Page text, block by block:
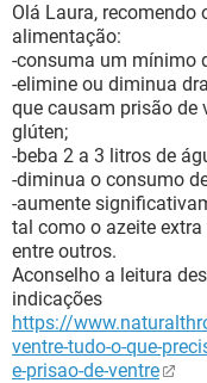
Olá Laura,
alimentação:
-consuma um mínimo
-elimine ou diminua
que causam prisão de
glúten;
-beba 2 a 3 litros de
-diminua o consumo
-aumente
tal como o azeite
entre outros.
Aconselho a leitura
indicações
https://
ventre-tudo-o-que-
e-prisao-de-ventre